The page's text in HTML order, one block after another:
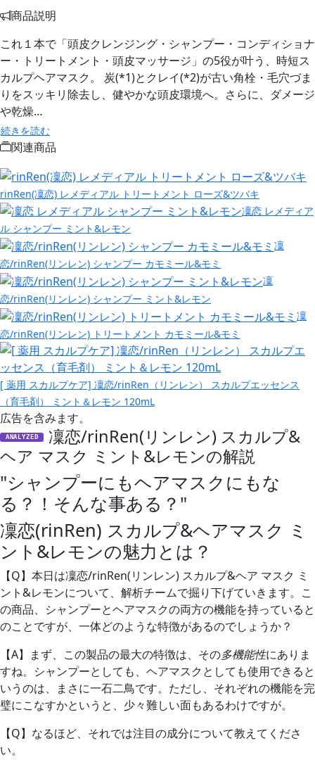
商品説明
これ１本で「頭皮クレンジング・シャンプー・コンディショナ
ー・トリートメント・頭皮マッサージ」の5役が叶う、時短ス
カルプヘアマスク。 炭(*1)とクレイ(*2)が古い角栓・毛穴づま
りをスッキリ除去し、健やかな頭皮環境へ。さらに、ダメージ
や乾燥…
続きを読む
関連商品
rinRen(凜恋) レメディアル トリートメント ローズ&ツバキ
凜恋 レメディア
ル シャンプー ミント&レモン
凜
恋/rinRen(リンレン) シャンプー カモミール&モミ
凜
恋/rinRen(リンレン) シャンプー ミント&レモン
凜
恋/rinRen(リンレン) トリートメント カモミール&モミ
[ 薬用 スカルプケア] 凜恋/rinRen（リンレン） スカルプエッセンス
（育毛剤） ミント＆レモン 120mL
広告を含みます。
ANALYZED
凜恋/rinRen(リンレン) スカルプ&
ヘア マスク ミント&レモンの解説
"シャンプーにもヘアマスクにもな
る？！そんな事ある？"
凜恋(rinRen) スカルプ&ヘアマスク ミ
ント&レモンの魅力とは？
【Q】 本日は凜恋/rinRen(リンレン) スカルプ&ヘア マスク ミ
ント&レモンについて、解析チームで掘り下げていきます。こ
の商品、シャンプーとヘアマスクの両方の機能を持っていると
のことですが、一体どのような特徴があるのでしょうか？
【A】 まず、この製品の最大の特徴は、その多機能性にありま
すね。シャンプーとしても、ヘアマスクとしても使用できると
いうのは、まさに一石二鳥です。ただし、それぞれの機能を完
璧にこなすかというと、少々難しい面もあるわけですが。
【Q】 なるほど、それでは注目の成分について教えてくださ
い。